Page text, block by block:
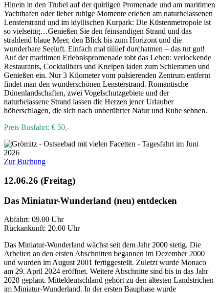
Hinein in den Trubel auf der quirligen Promenade und am maritimen
Yachthafen oder lieber ruhige Momente erleben am naturbelassenen
Lensterstrand und im idyllischen Kurpark: Die Küstenmetropole ist
so vielseitig…Genießen Sie den feinsandigen Strand und das
strahlend blaue Meer, den Blick bis zum Horizont und die
wunderbare Seeluft. Einfach mal tiiiiief durchatmen – das tut gut!
Auf der maritimen Erlebnispromenade tobt das Leben: verlockende
Restaurants, Cocktailbars und Kneipen laden zum Schlemmen und
Genießen ein. Nur 3 Kilometer vom pulsierenden Zentrum entfernt
findet man den wunderschönen Lensterstrand. Romantische
Dünenlandschaften, zwei Vogelschutzgebiete und der
naturbelassene Strand lassen die Herzen jener Urlauber
höherschlagen, die sich nach unberührter Natur und Ruhe sehnen.
Preis Busfahrt: € 50,-
Zur Buchung
12.06.26 (Freitag)
Das Miniatur-Wunderland (neu) entdecken
Abfahrt: 09.00 Uhr
Rückankunft: 20.00 Uhr
Das Miniatur-Wunderland wächst seit dem Jahr 2000 stetig. Die
Arbeiten an den ersten Abschnitten begannen im Dezember 2000
und wurden im August 2001 fertiggestellt. Zuletzt wurde Monaco
am 29. April 2024 eröffnet. Weitere Abschnitte sind bis in das Jahr
2028 geplant. Mitteldeutschland gehört zu den ältesten Landstrichen
im Miniatur-Wunderland. In der ersten Bauphase wurde